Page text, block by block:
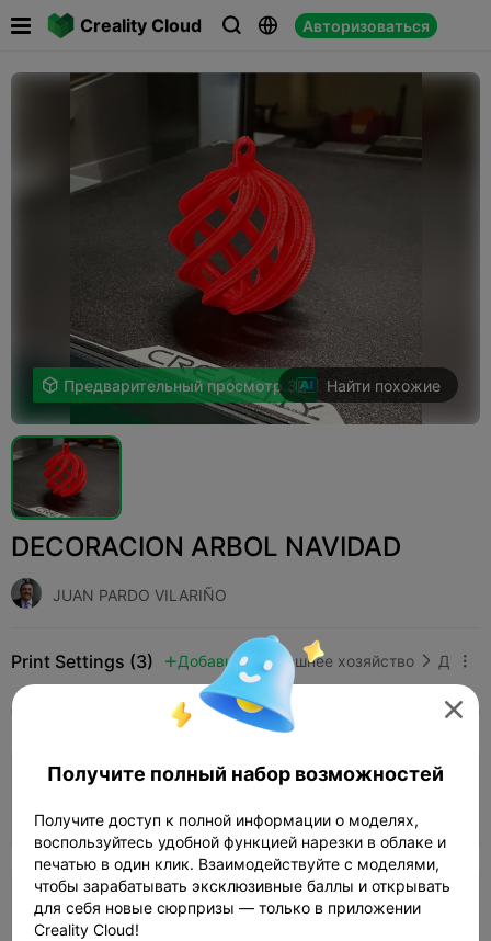
Creality Cloud   Авторизоваться
 
 Предварительный просмотр 3D Найти похожие
DECORACION ARBOL NAVIDAD
JUAN PARDO VILARIÑO
Print Settings (3)  Добавить Домашнее хозяйство  
K2 Plus K2 Pro
0.2mm layer, 2 walls, 15% infill
 44m 12s  1 plates  5.38g
0.2mm layer, 2 walls, 15% infill

Получите полный набор возможностей
Получите доступ к полной информации о моделях,
воспользуйтесь удобной функцией нарезки в облаке и
печатью в один клик. Взаимодействуйте с моделями,
чтобы зарабатывать эксклюзивные баллы и открывать
для себя новые сюрпризы — только в приложении
Creality Cloud!